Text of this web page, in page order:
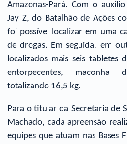
Amazonas-Pará. Com o
Jay Z, do Batalhão de Ações
foi possível localizar em uma
de drogas. Em seguida, em
localizados mais seis tabletes
entorpecentes,
totalizando 16,5 kg.
Para o titular da Secretaria de
Machado, cada apreensão
equipes que atuam nas Bases